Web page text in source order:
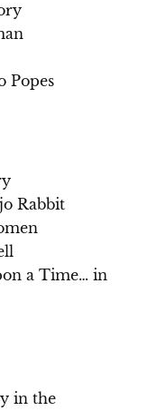
Popes
Rabbit
a Time… in
in the